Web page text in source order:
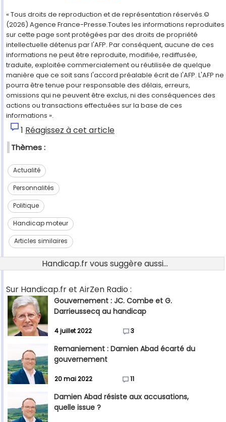
« Tous droits de reproduction et de représentation réservés.©
(2026) Agence France-Presse.Toutes les informations reproduites
sur cette page sont protégées par des droits de propriété
intellectuelle détenus par l'AFP. Par conséquent, aucune de ces
informations ne peut être reproduite, modifiée, rediffusée,
traduite, exploitée commercialement ou réutilisée de quelque
manière que ce soit sans l'accord préalable écrit de l'AFP. L'AFP ne
pourra être tenue pour responsable des délais, erreurs,
omissions qui ne peuvent être exclus, ni des conséquences des
actions ou transactions effectuées sur la base de ces
informations ».
1 Réagissez à cet article
Thèmes :
Actualité
Personnalités
Politique
Handicap moteur
Articles similaires
Handicap.fr vous suggère aussi...
Sur Handicap.fr et AirZen Radio :
Gouvernement : JC. Combe et G.
Darrieussecq au handicap
4 juillet 2022 3
Remaniement : Damien Abad écarté du
gouvernement
20 mai 2022 11
Damien Abad résiste aux accusations,
quelle issue ?